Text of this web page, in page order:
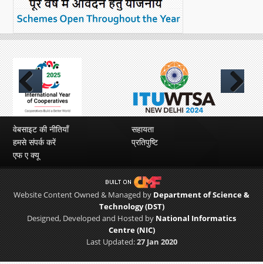
Previous Next
वेबसाइट की नीतियाँ
सहायता
हमसे संपर्क करें
प्रतिपुष्टि
एफ ए क्यू
Website Content Owned & Managed by Department of Science &
Technology (DST)
Designed, Developed and Hosted by National Informatics
Centre (NIC)
Last Updated:27 Jan 2020